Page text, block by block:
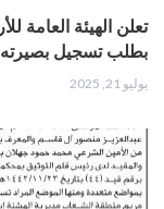
تعلن الهيئة العامة
بطلب تسجيل بصيرته
يوليو 21, 2025